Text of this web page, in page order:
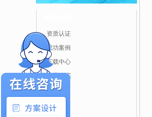
资质认证
成功案例
下载中心
企业动态
行业动态
公司新闻